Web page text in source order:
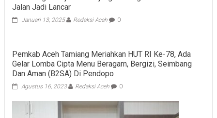
Jalan Jadi Lancar
Januari 13, 2025 Redaksi Aceh 0
Pemkab Aceh Tamiang Meriahkan HUT RI Ke-78, Ada
Gelar Lomba Cipta Menu Beragam, Bergizi, Seimbang
Dan Aman (B2SA) Di Pendopo
Agustus 16, 2023 Redaksi Aceh 0